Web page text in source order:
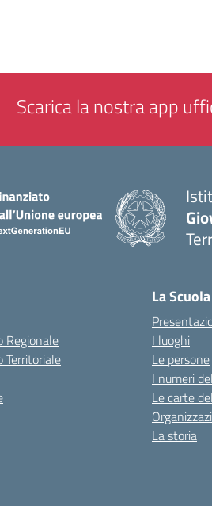
Scarica la nostra app
Regionale
Territoriale
La Scuola
I luoghi
Le persone
I numeri
Le carte
La storia